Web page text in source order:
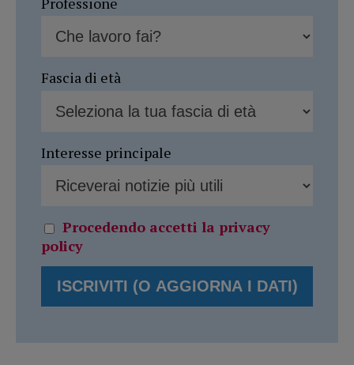
Fascia di età
Interesse principale
Procedendo accetti la privacy
policy